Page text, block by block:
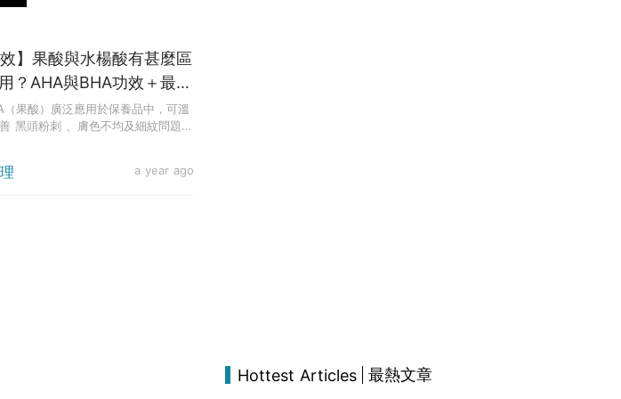
a year ago
】果酸與水楊酸有甚麼區
？AHA與BHA功效＋最全
果酸）廣泛應用於保養品中，可溫
黑頭粉刺 、膚色不均及細紋問題。
Hottest Articles 最熱文章